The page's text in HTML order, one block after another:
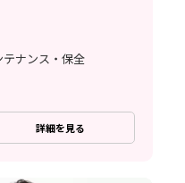
ナンス・保全
詳細を見る